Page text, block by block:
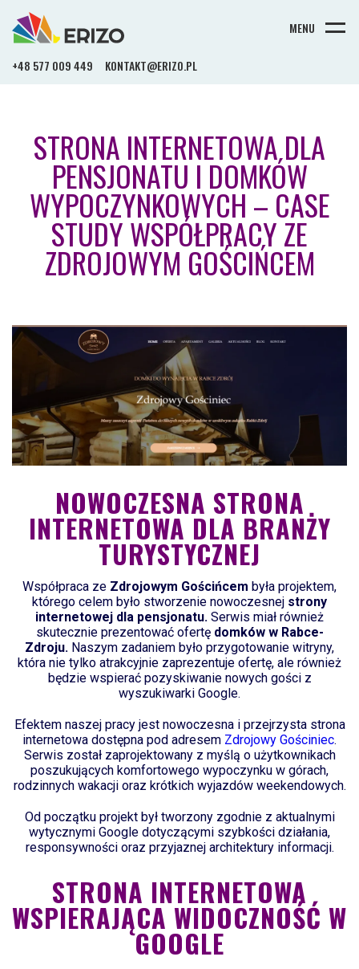
MENU
+48 577 009 449 KONTAKT@ERIZO.PL
STRONA INTERNETOWA DLA
PENSJONATU I DOMKÓW
WYPOCZYNKOWYCH – CASE
STUDY WSPÓŁPRACY ZE
ZDROJOWYM GOŚCIŃCEM
NOWOCZESNA STRONA
INTERNETOWA DLA BRANŻY
TURYSTYCZNEJ
Współpraca ze Zdrojowym Gościńcem była projektem,
którego celem było stworzenie nowoczesnej strony
internetowej dla pensjonatu. Serwis miał również
skutecznie prezentować ofertę domków w Rabce-
Zdroju. Naszym zadaniem było przygotowanie witryny,
która nie tylko atrakcyjnie zaprezentuje ofertę, ale również
będzie wspierać pozyskiwanie nowych gości z
wyszukiwarki Google.
Efektem naszej pracy jest nowoczesna i przejrzysta strona
internetowa dostępna pod adresem Zdrojowy Gościniec.
Serwis został zaprojektowany z myślą o użytkownikach
poszukujących komfortowego wypoczynku w górach,
rodzinnych wakacji oraz krótkich wyjazdów weekendowych.
Od początku projekt był tworzony zgodnie z aktualnymi
wytycznymi Google dotyczącymi szybkości działania,
responsywności oraz przyjaznej architektury informacji.
STRONA INTERNETOWA
WSPIERAJĄCA WIDOCZNOŚĆ W
GOOGLE